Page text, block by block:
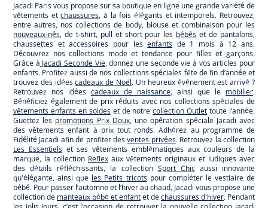
Jacadi Paris vous propose sur sa boutique en ligne une grande variété de
vêtements etchaussures, à la fois élégants et intemporels. Retrouvez,
entre autres, nos collections de body, blouse et combinaison pour les
nouveaux-nés, de t-shirt, pull et short pour les bébés et de pantalons,
chaussettes et accessoires pour lesenfants de 1 mois à 12 ans.
Découvrez nos collections mode et tendance pour filles et garçons.
Grâce à Jacadi Seconde Vie, donnez une seconde vie à vos articles pour
enfants. Profitez aussi de nos collections spéciales fête de fin d’année et
trouvez des idéescadeaux de Noël. Un heureux événement est arrivé ?
Retrouvez nos idées cadeaux de naissance, ainsi que le mobilier.
Bénéficiez également de prix réduits avec nos collections spéciales de
vêtements enfants en soldeset de notrecollection Outlet toute l’année.
Guettez les promotions Prix Doux, une opération spéciale Jacadi avec
des vêtements enfant à prix tout ronds. Adhérez au programme de
Fidélité Jacadi afin de profiter desventes privées. Retrouvez la collection
Les Essentielset ses vêtements emblématiques aux couleurs de la
marque, la collection Reflex aux vêtements originaux et ludiques avec
des détails réfléchissants, la collection Sport Chicaussi innovante
qu'élégante, ainsi que les Petits tricotspour compléter le vestiaire de
bébé. Pour passer l’automne et l’hiver au chaud, Jacadi vous propose une
collection de manteaux bébé et enfantet dechaussures d'hiver. Pendant